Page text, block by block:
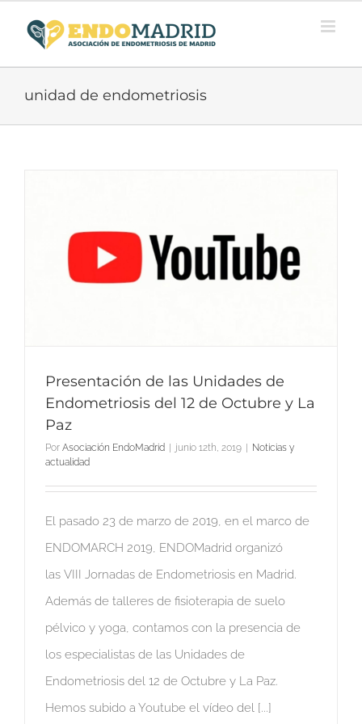
contenido
unidad de endometriosis
Presentación de las Unidades de
Endometriosis del 12 de Octubre y La
Paz
Por Asociación EndoMadrid junio 12th, 2019
Noticias y
actualidad
El pasado 23 de marzo de 2019, en el marco de
ENDOMARCH 2019, ENDOMadrid organizó
las VIII Jornadas de Endometriosis en Madrid.
Además de talleres de fisioterapia de suelo
pélvico y yoga, contamos con la presencia de
los especialistas de las Unidades de
Endometriosis del 12 de Octubre y La Paz.
Hemos subido a Youtube el vídeo del [...]